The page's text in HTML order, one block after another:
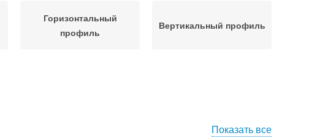
Горизонтальный
профиль
Вертикальный профиль
Показать все